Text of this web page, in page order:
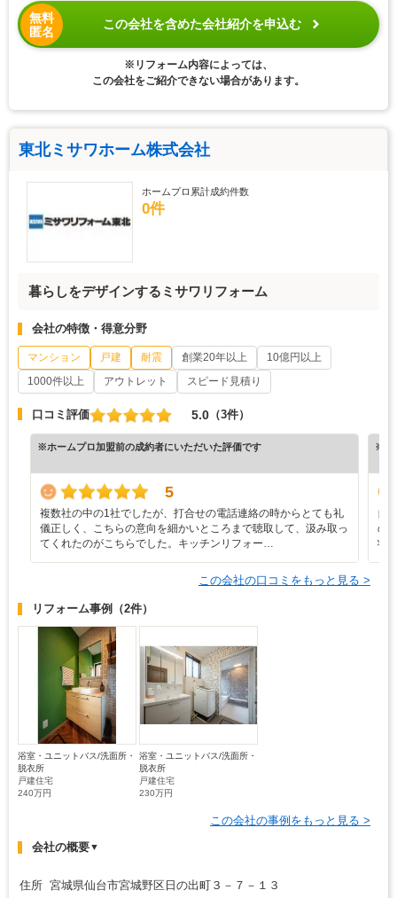
無料
匿名
この会社を含めた会社紹介を申込む
※リフォーム内容によっては、
この会社をご紹介できない場合があります。
東北ミサワホーム株式会社
ホームプロ累計成約件数
0件
暮らしをデザインするミサワリフォーム
会社の特徴・得意分野
マンション 戸建 耐震 創業20年以上
10億円以上
1000件以上
アウトレット スピード見積り
口コミ評価 5.0 （3件）
※ホームプロ加盟前の成約者にいただいた評価です
5
複数社の中の1社でしたが、打合せの電話連絡の時からとても礼
儀正しく、こちらの意向を細かいところまで聴取して、汲み取っ
てくれたのがこちらでした。キッチンリフォー…
※ホ
自
の
状
この会社の口コミをもっと見る >
リフォーム事例 （2件）
浴室・ユニットバス/洗面所・
脱衣所
戸建住宅
240万円
浴室・ユニットバス/洗面所・
脱衣所
戸建住宅
230万円
この会社の事例をもっと見る >
会社の概要▼
住所 宮城県仙台市宮城野区日の出町３－７－１３